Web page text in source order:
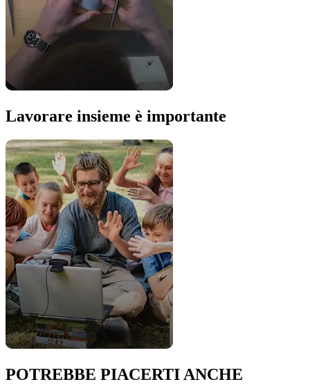
Lavorare insieme è importante
POTREBBE PIACERTI ANCHE